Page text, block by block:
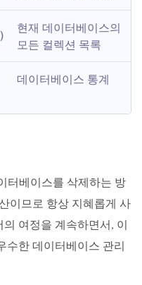
현재 데이터베이스의
모든 컬렉션 목록
데이터베이스 통계
터베이스를 삭제하는 방
이므로 항상 지혜롭게 사
여정을 계속하면서, 이
수한 데이터베이스 관리